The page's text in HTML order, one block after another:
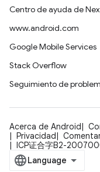
Centro de ayuda de
www.android.com
Google Mobile Services
Stack Overflow
Seguimiento de
Acerca de Android
Privacidad
ICP证合字B2-